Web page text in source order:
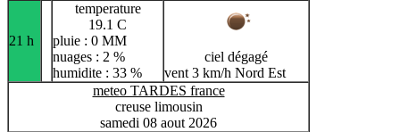
21 h
temperature
19.1 C
pluie : 0 MM
nuages : 2 %
humidite : 33 %
ciel dégagé
vent 3 km/h Nord Est
meteo TARDES france
creuse limousin
samedi 08 aout 2026